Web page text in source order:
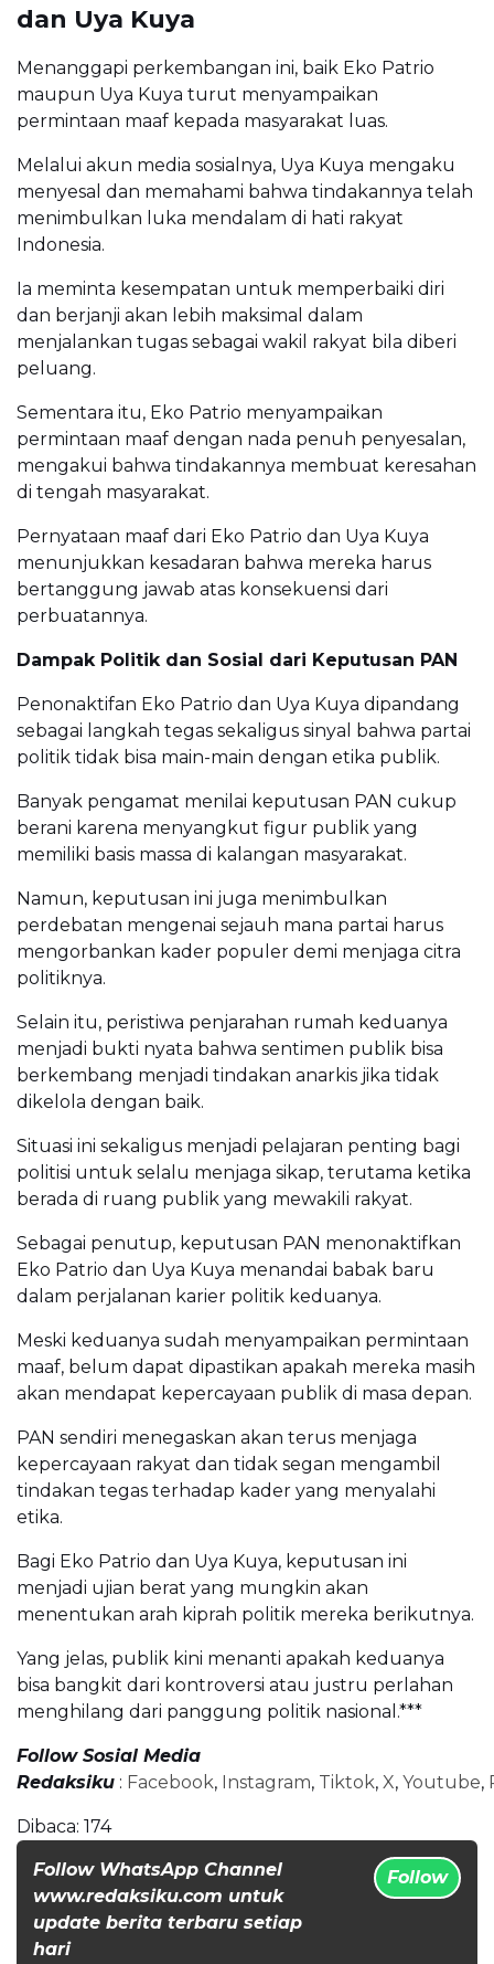
dan Uya Kuya
Menanggapi perkembangan ini, baik Eko Patrio
maupun Uya Kuya turut menyampaikan
permintaan maaf kepada masyarakat luas.
Melalui akun media sosialnya, Uya Kuya mengaku
menyesal dan memahami bahwa tindakannya telah
menimbulkan luka mendalam di hati rakyat
Indonesia.
Ia meminta kesempatan untuk memperbaiki diri
dan berjanji akan lebih maksimal dalam
menjalankan tugas sebagai wakil rakyat bila diberi
peluang.
Sementara itu, Eko Patrio menyampaikan
permintaan maaf dengan nada penuh penyesalan,
mengakui bahwa tindakannya membuat keresahan
di tengah masyarakat.
Pernyataan maaf dari Eko Patrio dan Uya Kuya
menunjukkan kesadaran bahwa mereka harus
bertanggung jawab atas konsekuensi dari
perbuatannya.
Dampak Politik dan Sosial dari Keputusan PAN
Penonaktifan Eko Patrio dan Uya Kuya dipandang
sebagai langkah tegas sekaligus sinyal bahwa partai
politik tidak bisa main-main dengan etika publik.
Banyak pengamat menilai keputusan PAN cukup
berani karena menyangkut figur publik yang
memiliki basis massa di kalangan masyarakat.
Namun, keputusan ini juga menimbulkan
perdebatan mengenai sejauh mana partai harus
mengorbankan kader populer demi menjaga citra
politiknya.
Selain itu, peristiwa penjarahan rumah keduanya
menjadi bukti nyata bahwa sentimen publik bisa
berkembang menjadi tindakan anarkis jika tidak
dikelola dengan baik.
Situasi ini sekaligus menjadi pelajaran penting bagi
politisi untuk selalu menjaga sikap, terutama ketika
berada di ruang publik yang mewakili rakyat.
Sebagai penutup, keputusan PAN menonaktifkan
Eko Patrio dan Uya Kuya menandai babak baru
dalam perjalanan karier politik keduanya.
Meski keduanya sudah menyampaikan permintaan
maaf, belum dapat dipastikan apakah mereka masih
akan mendapat kepercayaan publik di masa depan.
PAN sendiri menegaskan akan terus menjaga
kepercayaan rakyat dan tidak segan mengambil
tindakan tegas terhadap kader yang menyalahi
etika.
Bagi Eko Patrio dan Uya Kuya, keputusan ini
menjadi ujian berat yang mungkin akan
menentukan arah kiprah politik mereka berikutnya.
Yang jelas, publik kini menanti apakah keduanya
bisa bangkit dari kontroversi atau justru perlahan
menghilang dari panggung politik nasional.***
Follow Sosial Media
Redaksiku : Facebook, Instagram, Tiktok, X, Youtube,
Dibaca: 174
Follow WhatsApp Channel
www.redaksiku.com untuk
update berita terbaru setiap
hari
Follow